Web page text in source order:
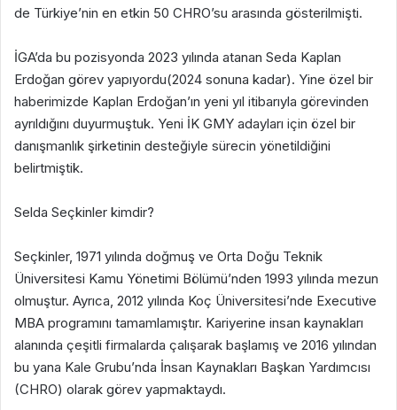
de Türkiye’nin en etkin 50 CHRO’su arasında gösterilmişti.
İGA’da bu pozisyonda 2023 yılında atanan Seda Kaplan
Erdoğan görev yapıyordu(2024 sonuna kadar). Yine özel bir
haberimizde Kaplan Erdoğan’ın yeni yıl itibarıyla görevinden
ayrıldığını duyurmuştuk. Yeni İK GMY adayları için özel bir
danışmanlık şirketinin desteğiyle sürecin yönetildiğini
belirtmiştik.
Selda Seçkinler kimdir?
Seçkinler, 1971 yılında doğmuş ve Orta Doğu Teknik
Üniversitesi Kamu Yönetimi Bölümü’nden 1993 yılında mezun
olmuştur. Ayrıca, 2012 yılında Koç Üniversitesi’nde Executive
MBA programını tamamlamıştır. Kariyerine insan kaynakları
alanında çeşitli firmalarda çalışarak başlamış ve 2016 yılından
bu yana Kale Grubu’nda İnsan Kaynakları Başkan Yardımcısı
(CHRO) olarak görev yapmaktaydı.